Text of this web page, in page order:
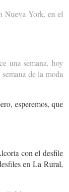
Nueva York, en el
una semana, hoy
de la moda
esperemos, que
con el desfile
en La Rural,